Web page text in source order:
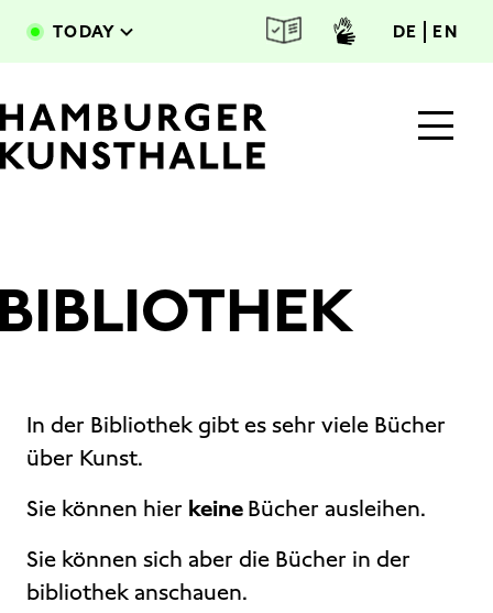
Skip to main content
TODAY DE deutsch
EN
Main Content
In der Bibliothek gibt es sehr viele Bücher
über Kunst.
Sie können hier keineBücher ausleihen.
Sie können sich aber die Bücher in der
bibliothek anschauen.